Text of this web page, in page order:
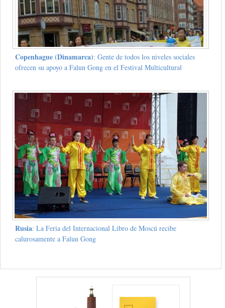
Copenhague (Dinamarca): Gente de todos los niveles sociales
ofrecen su apoyo a Falun Gong en el Festival Multicultural
Rusia: La Feria del Internacional Libro de Moscú recibe
calurosamente a Falun Gong